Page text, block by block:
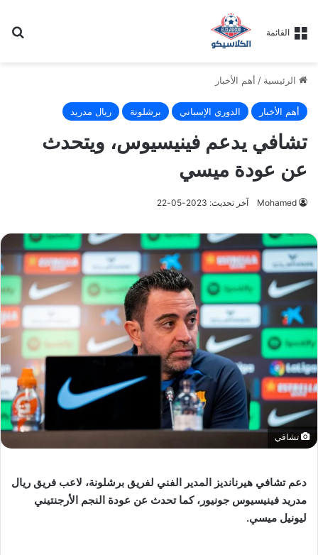
القائمة
الرئيسية / أهم الأخبار
أهم الأخبار الدوري الإسباني برشلونة ريال مدريد
تشافي يدعم فينيسيوس، ويتحدث
عن عودة ميسي
Mohamed آخر تحديث: 2023-05-22
تشافي
دعم تشافي هيرنانديز المدير الفني لفريق برشلونة، لاعب فريق ريال
مدريد فينيسيوس جونيور، كما تحدث عن عودة النجم الأرجنتيني
ليونيل ميسي.